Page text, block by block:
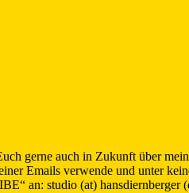
gerne auch in Zukunft über
Emails verwende und unter
an: studio (at)